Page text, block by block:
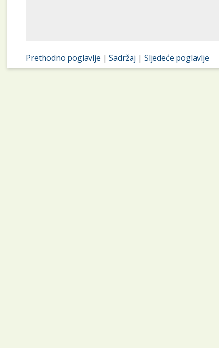
Prethodno poglavlje |Sadržaj |Sljedeće poglavlje